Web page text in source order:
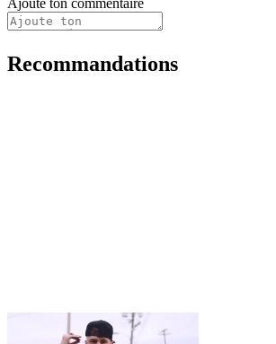
Ajoute ton commentaire
Recommandations